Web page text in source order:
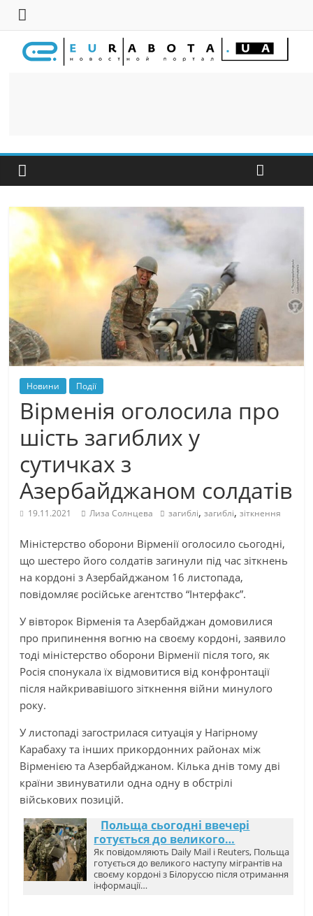
Новини Події
Вірменія оголосила про
шість загиблих у
сутичках з
Азербайджаном солдатів
19.11.2021 Лиза Солнцева загиблі,загиблі,зіткнення
Міністерство оборони Вірменії оголосило сьогодні,
що шестеро його солдатів загинули під час зіткнень
на кордоні з Азербайджаном 16 листопада,
повідомляє російське агентство “Інтерфакс”.
У вівторок Вірменія та Азербайджан домовилися
про припинення вогню на своєму кордоні, заявило
тоді міністерство оборони Вірменії після того, як
Росія спонукала їх відмовитися від конфронтації
після найкривавішого зіткнення війни минулого
року.
У листопаді загострилася ситуація у Нагірному
Карабаху та інших прикордонних районах між
Вірменією та Азербайджаном. Кілька днів тому дві
країни звинуватили одна одну в обстрілі
військових позицій.
Польща сьогодні ввечері
готується до великого…
Як повідомляють Daily Mail і Reuters, Польща
готується до великого наступу мігрантів на
своєму кордоні з Білоруссю після отримання
інформації…